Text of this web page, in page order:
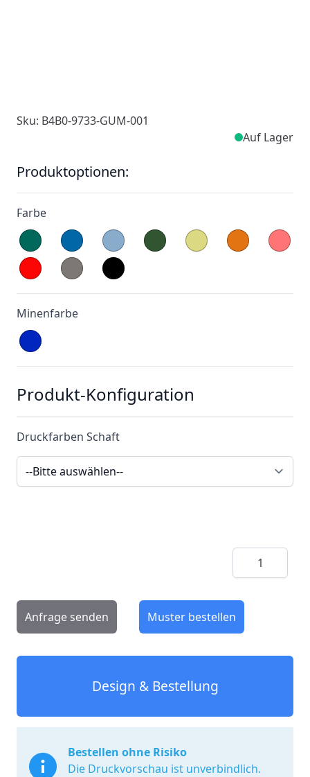
Sku: B4B0-9733-GUM-001
Auf Lager
Produktoptionen:
Farbe
Minenfarbe
Produkt-Konfiguration
Druckfarben Schaft
Menge
Anfrage senden Muster bestellen
Design & Bestellung
Bestellen ohne Risiko
Die Druckvorschau ist unverbindlich.